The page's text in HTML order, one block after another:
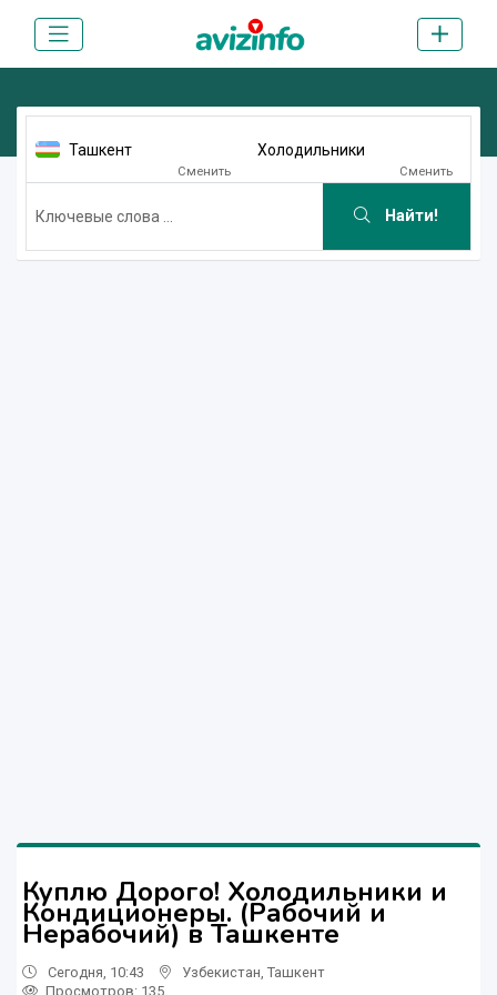
Ташкент
Сменить
Холодильники
Сменить
Найти!
Куплю Дорого! Холодильники и
Кондиционеры. (Рабочий и
Нерабочий) в Ташкенте
Сегодня, 10:43 Узбекистан Ташкент
Просмотров: 135